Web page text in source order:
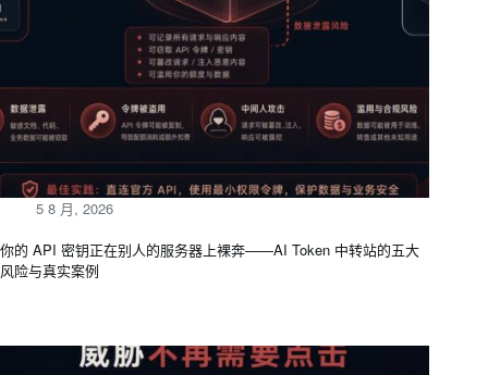
5 8 月, 2026
你的 API 密钥正在别人的服务器上裸奔——AI Token 中转站的五大
风险与真实案例